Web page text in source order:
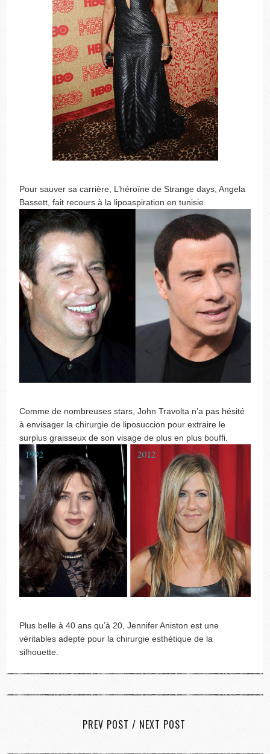
Pour sauver sa carrière, L’héroïne de Strange days, Angela
Bassett, fait recours à la lipoaspiration en tunisie.
Comme de nombreuses stars, John Travolta n’a pas hésité
à envisager la chirurgie de liposuccion pour extraire le
surplus graisseux de son visage de plus en plus bouffi.
Plus belle à 40 ans qu’à 20, Jennifer Aniston est une
véritables adepte pour la chirurgie esthétique de la
silhouette.
PREV POST / NEXT POST